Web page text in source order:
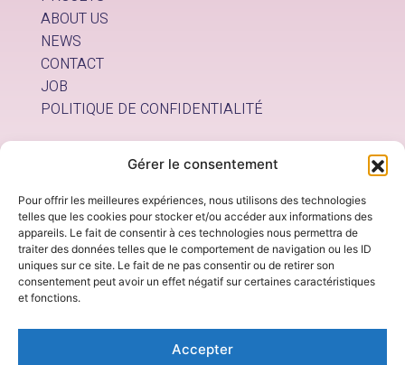
Gérer le consentement
Pour offrir les meilleures expériences, nous utilisons des technologies
telles que les cookies pour stocker et/ou accéder aux informations des
appareils. Le fait de consentir à ces technologies nous permettra de
traiter des données telles que le comportement de navigation ou les ID
uniques sur ce site. Le fait de ne pas consentir ou de retirer son
consentement peut avoir un effet négatif sur certaines caractéristiques
et fonctions.
Accepter
ABOUT US
NEWS
CONTACT
JOB
POLITIQUE DE CONFIDENTIALITÉ
Nous contacter
info@thissideup.be
Nous trouver
c/o Pepibru Rue Bara 175 - 1070 Bruxelles
Nous suivre